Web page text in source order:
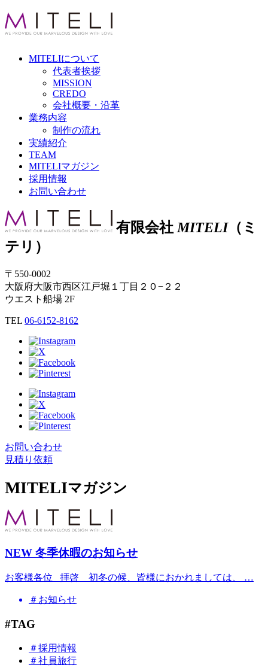
MITELIについて
代表者挨拶
MISSION
CREDO
会社概要・沿革
業務内容
制作の流れ
実績紹介
TEAM
MITELIマガジン
採用情報
お問い合わせ
有限会社 MITELI（ミ
テリ）
〒550-0002
大阪府大阪市西区江戸堀１丁目２０−２２
ウエスト船場 2F
TEL 06-6152-8162
お問い合わせ
見積り依頼
MITELIマガジン
NEW 冬季休暇のお知らせ
お客様各位 拝啓 初冬の候、皆様におかれましては、 …
＃お知らせ
#TAG
＃採用情報
＃社員旅行